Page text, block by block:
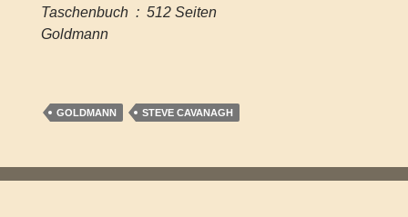
Taschenbuch ‏ : ‎ 512 Seiten
Goldmann
GOLDMANN STEVE CAVANAGH